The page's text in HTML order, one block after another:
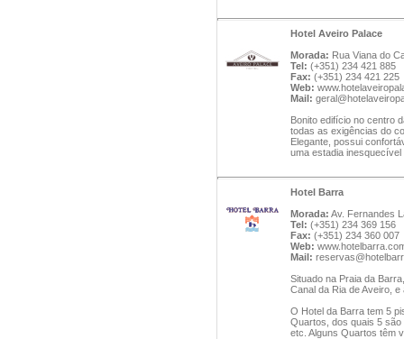
Hotel Aveiro Palace
Morada: Rua Viana do
Tel: (+351) 234 421 885
Fax: (+351) 234 421 225
Web:
Mail:
Bonito edifício no centro
todas as exigências do
Elegante, possui
uma estadia
Hotel Barra
Morada: Av. Fernandes
Tel: (+351) 234 369 156
Fax: (+351) 234 360 007
Web:
Mail:
Situado na Praia da
Canal da Ria de Aveiro,
O Hotel da Barra tem 5
Quartos, dos quais 5 são
etc. Alguns Quartos têm